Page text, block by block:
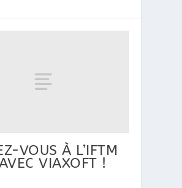
VOUS À L’IFTM
VIAXOFT !